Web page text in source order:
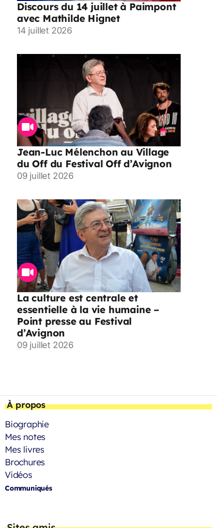
Discours du 14 juillet à Paimpont
avec Mathilde Hignet
14 juillet 2026
Jean-Luc Mélenchon au Village
du Off du Festival Off d’Avignon
09 juillet 2026
La culture est centrale et
essentielle à la vie humaine –
Point presse au Festival
d’Avignon
09 juillet 2026
À propos
Biographie
Mes notes
Mes livres
Brochures
Vidéos
Communiqués